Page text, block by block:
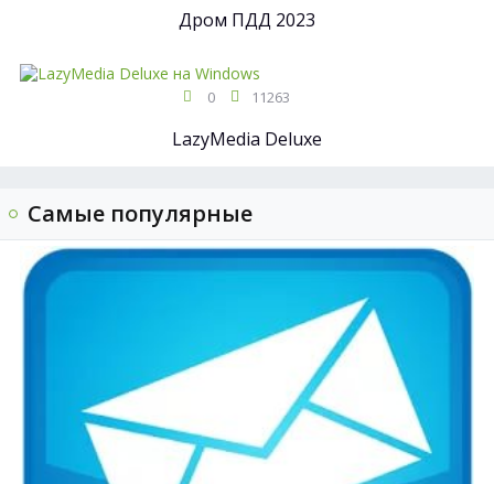
Дром ПДД 2023
0 11263
LazyMedia Deluxe
Самые популярные